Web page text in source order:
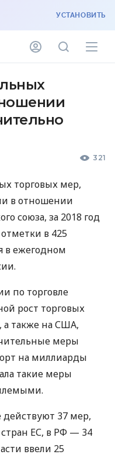
УСТАНОВИТЬ
321
торговых мер,
в отношении
союза, за 2018 год
в 425
в ежегодном
по торговле
рост торговых
также наСША,
меры
на миллиарды
такие меры
37 мер,
ЕС, в РФ — 34
ввели 25